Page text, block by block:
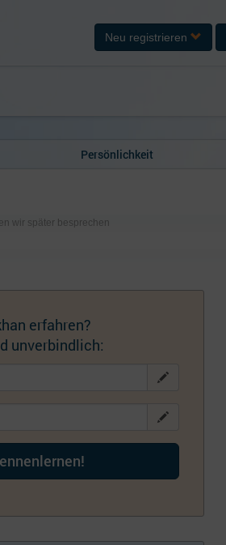
Persönlichkeit
wir später besprechen
erfahren?
unverbindlich:
Neu registrieren